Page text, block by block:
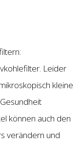
Leider
kleine
können auch den
verändern und